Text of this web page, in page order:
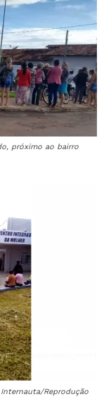
próximo ao bairro
Reprodução